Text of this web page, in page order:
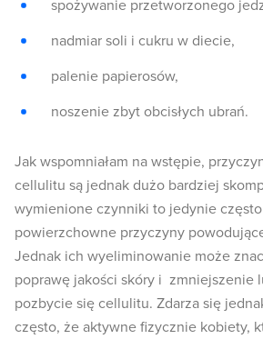
spożywanie przetworzonego
nadmiar soli i cukru w diecie,
palenie papierosów,
noszenie zbyt obcisłych ubrań.
Jak wspomniałam na wstępie,
cellulitu są jednak dużo bardziej
wymienione czynniki to jedynie
powierzchowne przyczyny
Jednak ich wyeliminowanie może
poprawę jakości skóry i zmniejszenie
pozbycie się cellulitu. Zdarza się
często, że aktywne fizycznie kobiety,